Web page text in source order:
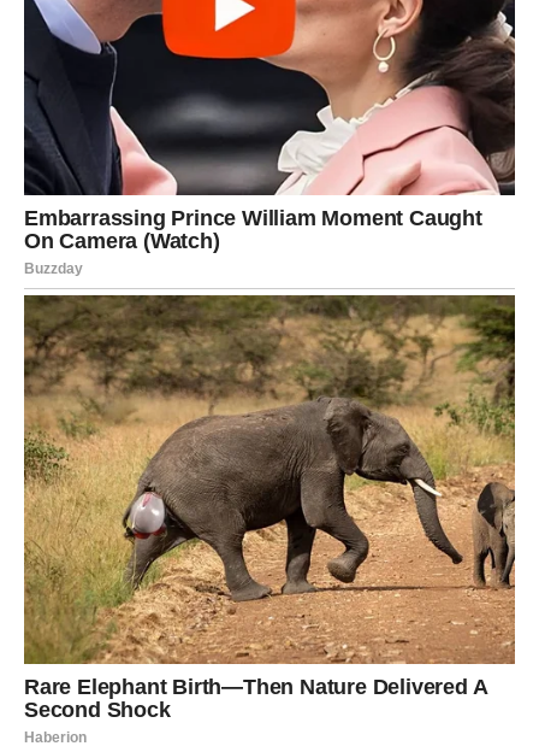
vam savjetuju da pažljivo sagledate sve mogućnosti koje
se budu pojavljivale.
Među njima postoji jedna koja bi mogla imati dugoročno
pozitivan uticaj na vašu finansijsku budućnost.
Nemojte potcjenjivati male početke jer upravo iz njih
često nastaju najveći uspjesi.
Posao donosi priznanje i
napredak
Na profesionalnom planu očekuju vas veoma zanimljiva
dešavanja. Vaša energija, odlučnost i spremnost da
preuzmete odgovornost sada će biti više primijećeni
nego ranije.
Moguće je da ćete dobiti priliku da pokažete svoje
sposobnosti na način koji ostavlja snažan utisak na ljude
iz poslovnog okruženja.
Ako razmišljate o promjeni posla, dodatnom angažmanu
ili pokretanju vlastitog projekta, pred vama su veoma